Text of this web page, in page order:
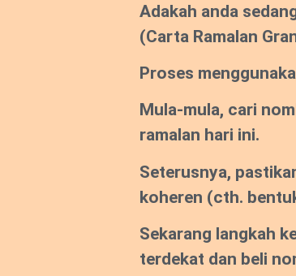
Adakah anda
(Carta Ramalan
Proses
Mula-mula, cari
ramalan hari ini.
Seterusnya,
koheren (cth.
Sekarang langkah
terdekat dan beli